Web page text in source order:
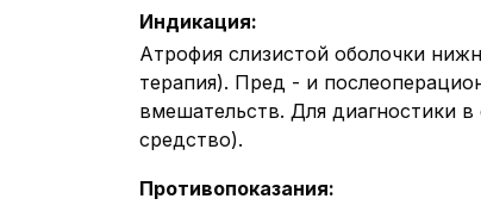
Индикация:
Атрофия слизистой оболочки
терапия). Пред - и
вмешательств. Для диагностики
средство).
Противопоказания: